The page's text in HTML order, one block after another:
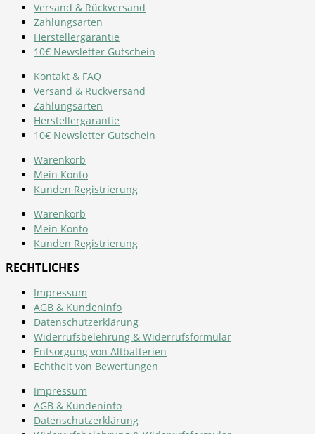
Versand & Rückversand
Zahlungsarten
Herstellergarantie
10€ Newsletter Gutschein
Kontakt & FAQ
Versand & Rückversand
Zahlungsarten
Herstellergarantie
10€ Newsletter Gutschein
Warenkorb
Mein Konto
Kunden Registrierung
Warenkorb
Mein Konto
Kunden Registrierung
RECHTLICHES
Impressum
AGB & Kundeninfo
Datenschutzerklärung
Widerrufsbelehrung & Widerrufsformular
Entsorgung von Altbatterien
Echtheit von Bewertungen
Impressum
AGB & Kundeninfo
Datenschutzerklärung